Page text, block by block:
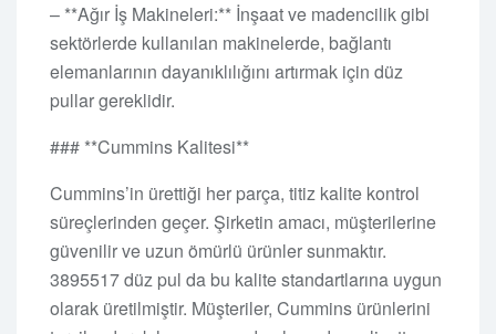
– **Ağır İş Makineleri:** İnşaat ve madencilik gibi
sektörlerde kullanılan makinelerde, bağlantı
elemanlarının dayanıklılığını artırmak için düz
pullar gereklidir.
### **Cummins Kalitesi**
Cummins’in ürettiği her parça, titiz kalite kontrol
süreçlerinden geçer. Şirketin amacı, müşterilerine
güvenilir ve uzun ömürlü ürünler sunmaktır.
3895517 düz pul da bu kalite standartlarına uygun
olarak üretilmiştir. Müşteriler, Cummins ürünlerini